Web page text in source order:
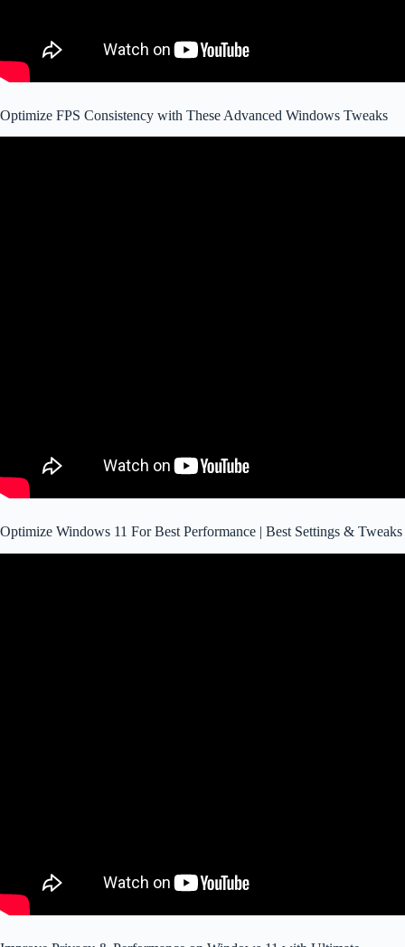
Optimize FPS Consistency with These Advanced Windows Tweaks
Optimize Windows 11 For Best Performance | Best Settings & Tweaks